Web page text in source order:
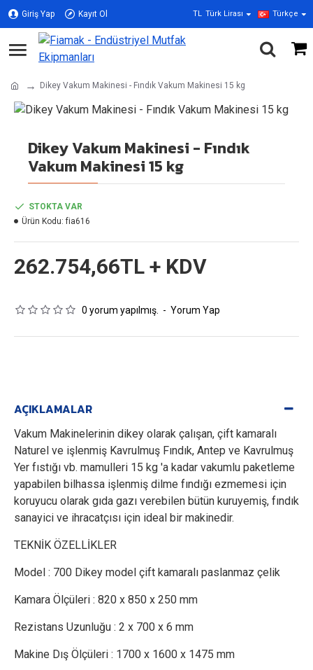
Giriş Yap Kayıt Ol TL Türk Lirası Türkçe
Dikey Vakum Makinesi - Fındık Vakum Makinesi 15 kg
Dikey Vakum Makinesi - Fındık
Vakum Makinesi 15 kg
0 yorum yapılmış. - Yorum Yap
262.754,66TL + KDV
STOKTA VAR
Ürün Kodu: fia616
AÇIKLAMALAR
Vakum Makinelerinin dikey olarak çalışan, çift kamaralı
Naturel ve işlenmiş Kavrulmuş Fındık, Antep ve Kavrulmuş
Yer fıstığı vb. mamulleri 15 kg 'a kadar vakumlu paketleme
yapabilen bilhassa işlenmiş dilme fındığı ezmemesi için
koruyucu olarak gıda gazı verebilen bütün kuruyemiş, fındık
sanayici ve ihracatçısı için ideal bir makinedir.
TEKNİK ÖZELLİKLER
Model : 700 Dikey model çift kamaralı paslanmaz çelik
Kamara Ölçüleri : 820 x 850 x 250 mm
Rezistans Uzunluğu : 2 x 700 x 6 mm
Makine Dış Ölçüleri : 1700 x 1600 x 1475 mm